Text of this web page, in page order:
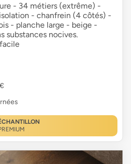
- 34 métiers (extrême) -
- chanfrein (4 côtés) -
- planche large - beige -
substances nocives.